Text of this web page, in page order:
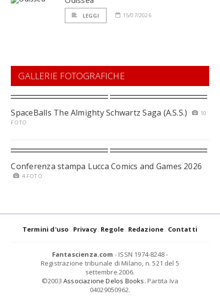
LEGGI 15/07/2026
GALLERIE FOTOGRAFICHE
SpaceBalls The Almighty Schwartz Saga (A.S.S.)
10
FOTO
Conferenza stampa Lucca Comics and Games 2026
4 FOTO
Termini d'uso Privacy Regole Redazione Contatti
Fantascienza.com - ISSN 1974-8248 -
Registrazione tribunale di Milano, n. 521 del 5
settembre 2006.
©2003 Associazione Delos Books. Partita Iva
04029050962.